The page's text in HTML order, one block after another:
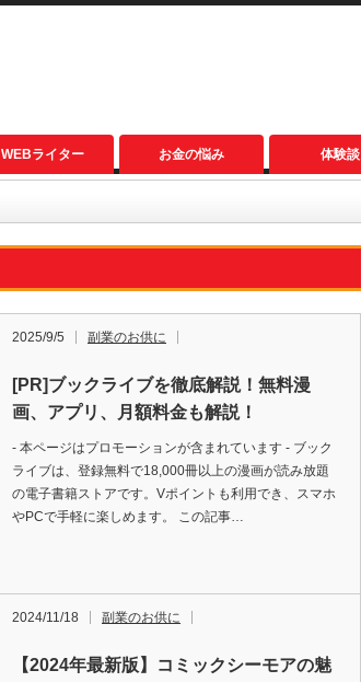
WEBライター お金の悩み 体験談
2025/9/5 副業のお供に
[PR]ブックライブを徹底解説！無料漫
画、アプリ、月額料金も解説！
- 本ページはプロモーションが含まれています - ブック
ライブは、登録無料で18,000冊以上の漫画が読み放題
の電子書籍ストアです。Vポイントも利用でき、スマホ
やPCで手軽に楽しめます。 この記事…
2024/11/18 副業のお供に
【2024年最新版】コミックシーモアの魅